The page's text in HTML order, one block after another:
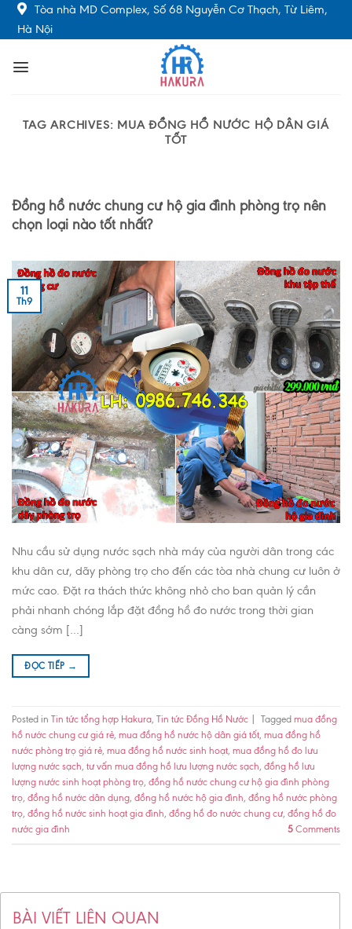
Skip
Tòa nhà MD Complex, Số 68 Nguyễn Cơ Thạch, Từ Liêm,
Hà Nội
TAG ARCHIVES: MUA ĐỒNG HỒ NƯỚC HỘ DÂN GIÁ
TỐT
Đồng hồ nước chung cư hộ gia đình phòng trọ nên
chọn loại nào tốt nhất?
11
Th9
Nhu cầu sử dụng nước sạch nhà máy của người dân trong các
khu dân cư, dãy phòng trọ cho đến các tòa nhà chung cư luôn ở
mức cao. Đặt ra thách thức không nhỏ cho ban quản lý cần
phải nhanh chóng lắp đặt đồng hồ đo nước trong thời gian
càng sớm […]
ĐỌC TIẾP →
Posted in Tin tức tổng hợp Hakura, Tin tức Đồng Hồ Nước Tagged mua đồng
hồ nước chung cư giá rẻ, mua đồng hồ nước hộ dân giá tốt, mua đồng hồ
nước phòng trọ giá rẻ, mua đồng hồ nước sinh hoạt, mua đồng hồ đo lưu
lượng nước sạch, tư vấn mua đồng hồ lưu lượng nước sạch, đồng hồ lưu
lượng nước sinh hoạt phòng trọ, đồng hồ nước chung cư hộ gia đình phòng
trọ, đồng hồ nước dân dụng, đồng hồ nước hộ gia đình, đồng hồ nước phòng
trọ, đồng hồ nước sinh hoạt gia đình, đồng hồ đo nước chung cư, đồng hồ đo
nước gia đình
5 Comments
BÀI VIẾT LIÊN QUAN